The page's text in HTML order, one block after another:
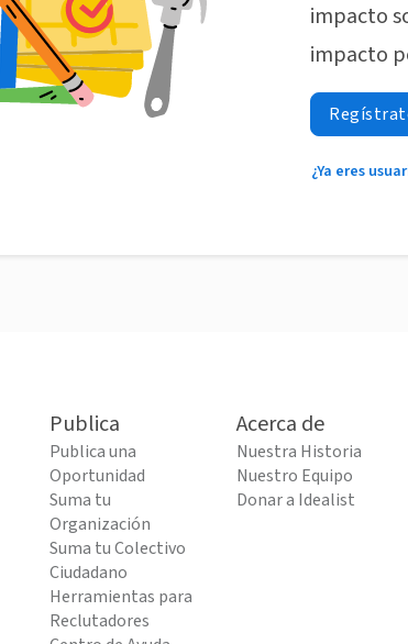
impacto
impacto
¿Ya eres
Publica
Publica una
Oportunidad
Suma tu
Organización
Suma tu Colectivo
Ciudadano
Herramientas para
Reclutadores
Acerca de
Nuestra Historia
Nuestro Equipo
Donar a Idealist